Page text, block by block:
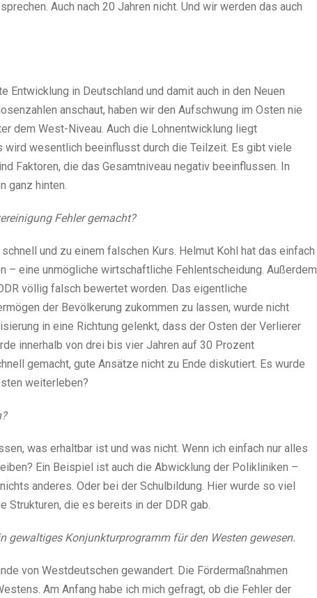
Auch nach 20 Jahren nicht. Und wir werden das auch
Entwicklung in Deutschland und damit auch in den Neuen
anschaut, haben wir den Aufschwung im Osten nie
dem West-Niveau. Auch die Lohnentwicklung liegt
wird wesentlich beeinflusst durch die Teilzeit. Es gibt viele
Faktoren, die das Gesamtniveau negativ beeinflussen. In
ganz hinten.
Fehler gemacht?
und zu einem falschen Kurs. Helmut Kohl hat das einfach
– eine unmögliche wirtschaftliche Fehlentscheidung. Außerdem
völlig falsch bewertet worden. Das eigentliche
der Bevölkerung zukommen zu lassen, wurde nicht
in eine Richtung gelenkt, dass der Osten der Verlierer
innerhalb von drei bis vier Jahren auf 30 Prozent
gemacht, gute Ansätze nicht zu Ende diskutiert. Es wurde
weiterleben?
was erhaltbar ist und was nicht. Wenn ich einfach nur alles
Ein Beispiel ist auch die Abwicklung der Polikliniken –
anderes. Oder bei der Schulbildung. Hier wurde so viel
Strukturen, die es bereits in der DDR gab.
gewaltiges Konjunkturprogramm für den Westen gewesen.
von Westdeutschen gewandert. Die Fördermaßnahmen
Am Anfang habe ich mich gefragt, ob die Fehler der